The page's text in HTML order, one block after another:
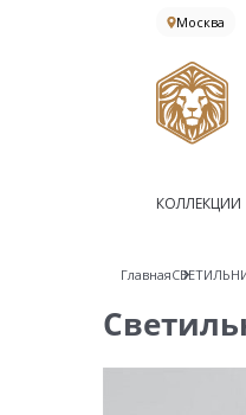
Москва
КОЛЛЕКЦИИ
Главная